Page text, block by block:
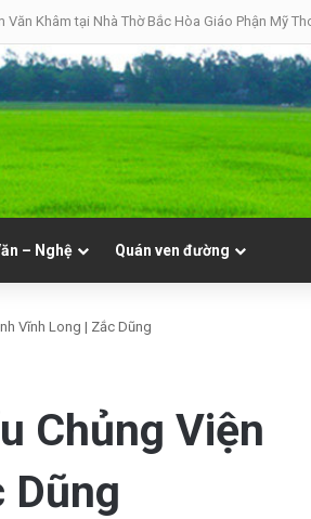
– Nghệ Quán ven đường
Vĩnh Long | Zắc Dũng
Chủng Viện
Dũng